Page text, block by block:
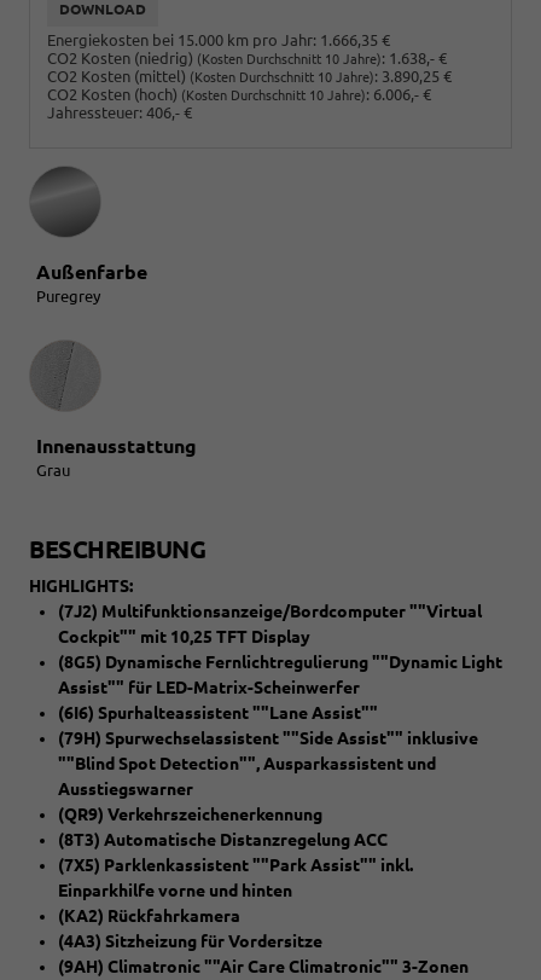
DOWNLOAD
Energiekosten bei 15.000 km pro Jahr: 1.666,35 €
CO2 Kosten (niedrig) (Kosten Durchschnitt 10 Jahre): 1.638,- €
CO2 Kosten (mittel) (Kosten Durchschnitt 10 Jahre): 3.890,25 €
CO2 Kosten (hoch) (Kosten Durchschnitt 10 Jahre): 6.006,- €
Jahressteuer: 406,- €
Außenfarbe
Puregrey
Innenausstattung
Innenausstattung
Grau
BESCHREIBUNG
HIGHLIGHTS:
(7J2) Multifunktionsanzeige/Bordcomputer ""Virtual
Cockpit"" mit 10,25 TFT Display
(8G5) Dynamische Fernlichtregulierung ""Dynamic Light
Assist"" für LED-Matrix-Scheinwerfer
(6I6) Spurhalteassistent ""Lane Assist""
(79H) Spurwechselassistent ""Side Assist"" inklusive
""Blind Spot Detection"", Ausparkassistent und
Ausstiegswarner
(QR9) Verkehrszeichenerkennung
(8T3) Automatische Distanzregelung ACC
(7X5) Parklenkassistent ""Park Assist"" inkl.
Einparkhilfe vorne und hinten
(KA2) Rückfahrkamera
(4A3) Sitzheizung für Vordersitze
(9AH) Climatronic ""Air Care Climatronic"" 3-Zonen